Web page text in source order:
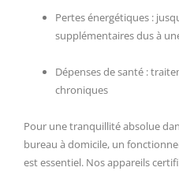
Pertes énergétiques :
supplémentaires dus à
Dépenses de santé :
chroniques
Pour une tranquillité absolue
bureau à domicile, un
est essentiel. Nos appareils